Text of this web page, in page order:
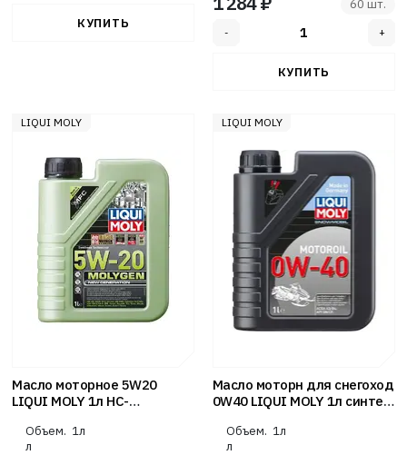
60 шт.
LIQUI MOLY
Масло моторное 5W20
LIQUI MOLY 1л НС-
Generation SN/CF-5
Объем.
л
1л
LIQUI MOLY
Масло моторн для снегоход
0W40 LIQUI MOLY 1л синтет
Объем.
л
1л